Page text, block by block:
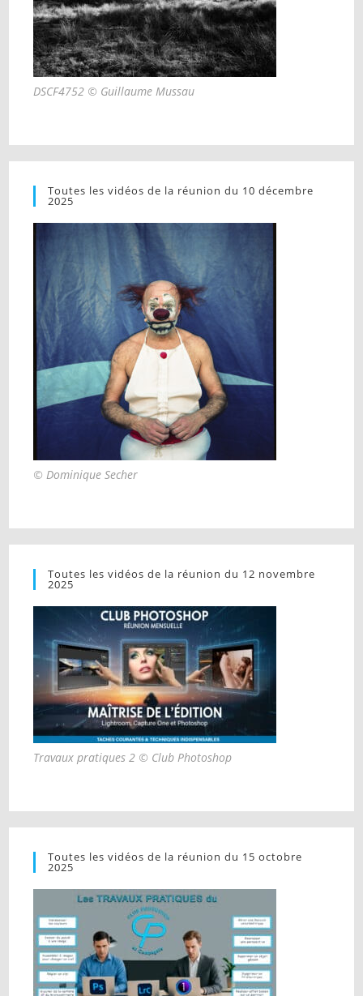
DSCF4752 © Guillaume Mussau
Toutes les vidéos de la réunion du 10 décembre
2025
© Dominique Secher
Toutes les vidéos de la réunion du 12 novembre
2025
Travaux pratiques 2 © Club Photoshop
Toutes les vidéos de la réunion du 15 octobre
2025